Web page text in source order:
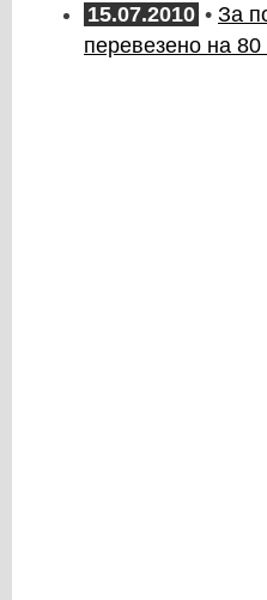
15.07.2010 • За
перевезено на